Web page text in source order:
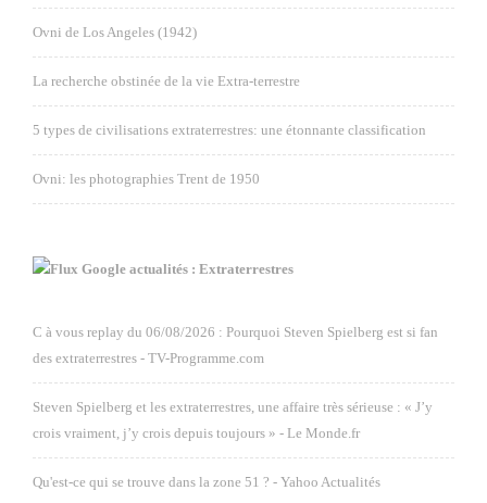
Ovni de Los Angeles (1942)
La recherche obstinée de la vie Extra-terrestre
5 types de civilisations extraterrestres: une étonnante classification
Ovni: les photographies Trent de 1950
Google actualités : Extraterrestres
C à vous replay du 06/08/2026 : Pourquoi Steven Spielberg est si fan
des extraterrestres - TV-Programme.com
Steven Spielberg et les extraterrestres, une affaire très sérieuse : « J’y
crois vraiment, j’y crois depuis toujours » - Le Monde.fr
Qu'est-ce qui se trouve dans la zone 51 ? - Yahoo Actualités